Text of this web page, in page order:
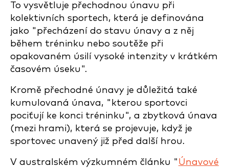
To vysvětluje přechodnou únavu při
kolektivních sportech, která je definována
jako "přecházení do stavu únavy a z něj
během tréninku nebo soutěže při
opakovaném úsilí vysoké intenzity v krátkém
časovém úseku".
Kromě přechodné únavy je důležitá také
kumulovaná únava, "kterou sportovci
pociťují ke konci tréninku", a zbytková únava
(mezi hrami), která se projevuje, když je
sportovec unavený již před další hrou.
V australském výzkumném článku "Únavové